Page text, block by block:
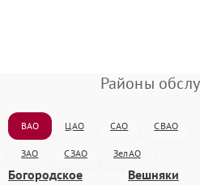
Районы
ВАО ЦАО САО СВАО
ЗАО СЗАО ЗелАО
Богородское Вешняки